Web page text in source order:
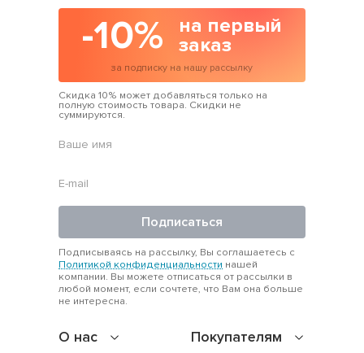
О нас Покупателям
-10%
на первый
заказ
за подписку на нашу рассылку
Скидка 10% может добавляться только на
полную стоимость товара. Скидки не
суммируются.
Подписаться
Подписываясь на рассылку, Вы соглашаетесь с
Политикой конфиденциальности нашей
компании. Вы можете отписаться от рассылки в
любой момент, если сочтете, что Вам она больше
не интересна.